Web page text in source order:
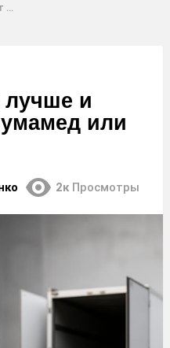
лучше и
или
2к Просмотры